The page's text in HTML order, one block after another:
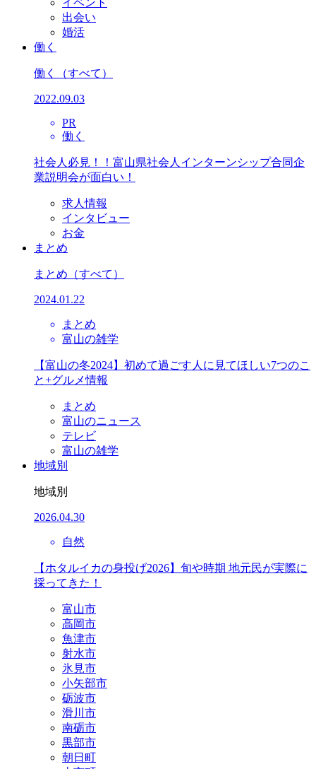
イベント
出会い
婚活
働く
働く （すべて）
2022.09.03
PR
働く
社会人必見！！富山県社会人インターンシップ合同企
業説明会が面白い！
求人情報
インタビュー
お金
まとめ
まとめ （すべて）
2024.01.22
まとめ
富山の雑学
【富山の冬2024】初めて過ごす人に見てほしい7つのこ
と+グルメ情報
まとめ
富山のニュース
テレビ
富山の雑学
地域別
地域別
2026.04.30
自然
【ホタルイカの身投げ2026】旬や時期 地元民が実際に
採ってきた！
富山市
高岡市
魚津市
射水市
氷見市
小矢部市
砺波市
滑川市
南砺市
黒部市
朝日町